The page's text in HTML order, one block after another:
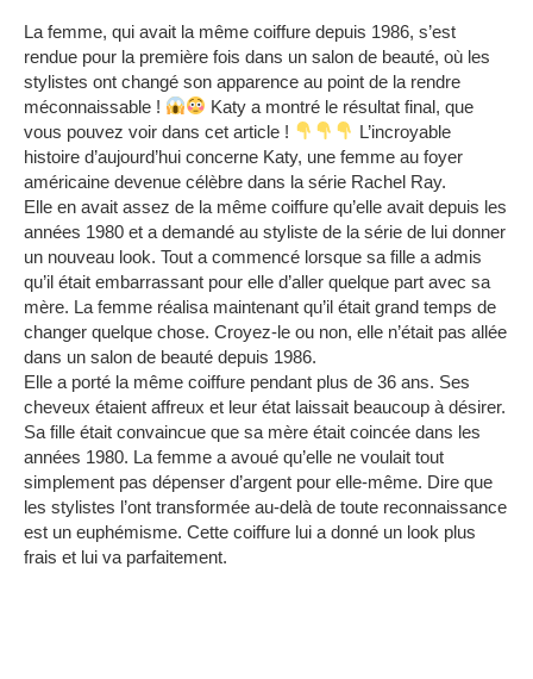
La femme, qui avait la même coiffure depuis 1986, s’est
rendue pour la première fois dans un salon de beauté, où les
stylistes ont changé son apparence au point de la rendre
méconnaissable !
Katy a montré le résultat final, que
vous pouvez voir dans cet article !
L’incroyable
histoire d’aujourd’hui concerne Katy, une femme au foyer
américaine devenue célèbre dans la série Rachel Ray.
Elle en avait assez de la même coiffure qu’elle avait depuis les
années 1980 et a demandé au styliste de la série de lui donner
un nouveau look. Tout a commencé lorsque sa fille a admis
qu’il était embarrassant pour elle d’aller quelque part avec sa
mère. La femme réalisa maintenant qu’il était grand temps de
changer quelque chose. Croyez-le ou non, elle n’était pas allée
dans un salon de beauté depuis 1986.
Elle a porté la même coiffure pendant plus de 36 ans. Ses
cheveux étaient affreux et leur état laissait beaucoup à désirer.
Sa fille était convaincue que sa mère était coincée dans les
années 1980. La femme a avoué qu’elle ne voulait tout
simplement pas dépenser d’argent pour elle-même. Dire que
les stylistes l’ont transformée au-delà de toute reconnaissance
est un euphémisme. Cette coiffure lui a donné un look plus
frais et lui va parfaitement.